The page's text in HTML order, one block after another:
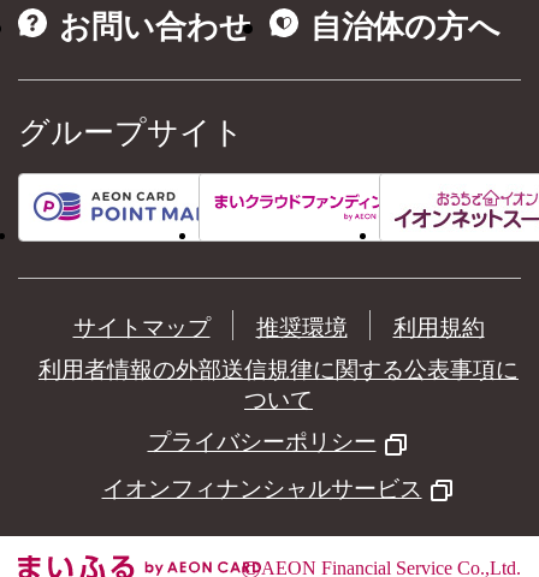
お問い合わせ
自治体の方へ
グループサイト
サイトマップ 推奨環境
利用規約
利用者情報の外部送信規律に関する公表事項に
ついて
プライバシーポリシー
イオンフィナンシャルサービス
©AEON Financial Service Co.,Ltd.